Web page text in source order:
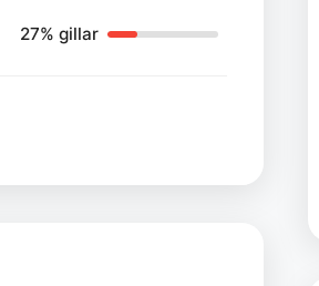
27% gillar